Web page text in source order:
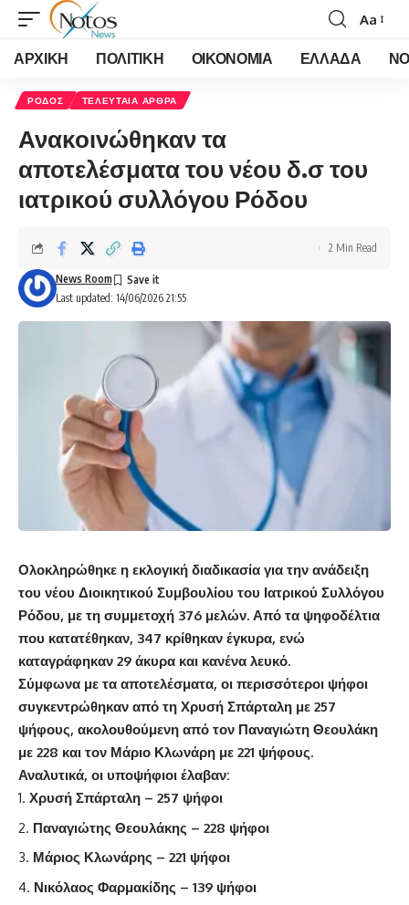
Font
Resizer
Aa
ΑΡΧΙΚΗ ΠΟΛΙΤΙΚΗ ΟΙΚΟΝΟΜΙΑ ΕΛΛΑΔΑ
ΡΟΔΟΣ ΤΕΛΕΥΤΑΙΑ ΑΡΘΡΑ
Ανακοινώθηκαν τα
αποτελέσματα του νέου δ.σ του
ιατρικού συλλόγου Ρόδου
Last updated: 14/06/2026 21:55
News Room
2 Min Read
Ολοκληρώθηκε η εκλογική διαδικασία για την ανάδειξη
του νέου Διοικητικού Συμβουλίου του Ιατρικού Συλλόγου
Ρόδου, με τη συμμετοχή 376 μελών. Από τα ψηφοδέλτια
που κατατέθηκαν, 347 κρίθηκαν έγκυρα, ενώ
καταγράφηκαν 29 άκυρα και κανένα λευκό.
Σύμφωνα με τα αποτελέσματα, οι περισσότεροι ψήφοι
συγκεντρώθηκαν από τη Χρυσή Σπάρταλη με 257
ψήφους, ακολουθούμενη από τον Παναγιώτη Θεουλάκη
με 228 και τον Μάριο Κλωνάρη με 221 ψήφους.
Αναλυτικά, οι υποψήφιοι έλαβαν:
Χρυσή Σπάρταλη – 257 ψήφοι
Παναγιώτης Θεουλάκης – 228 ψήφοι
Μάριος Κλωνάρης – 221 ψήφοι
Νικόλαος Φαρμακίδης – 139 ψήφοι